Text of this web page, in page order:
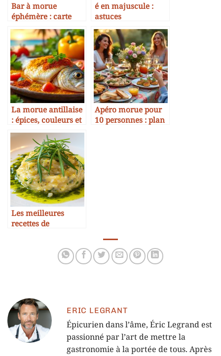
Bar à morue
éphémère : carte
boissons type
é en majuscule :
astuces
incontournables
pour briller en
gastronomie en
2025
La morue antillaise
: épices, couleurs et
saveurs
Apéro morue pour
10 personnes : plan
Les meilleures
recettes de
ERIC LEGRANT
Épicurien dans l’âme, Éric Legrand est
passionné par l’art de mettre la
gastronomie à la portée de tous. Après